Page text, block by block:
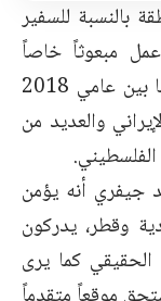
بالنسبة للسفير
مبعوثاً خاصاً
للرئيس الأمريكي دونالد ترامب إلى سوريا بين عامي 2018
والعديد من
جيفري أنه يؤمن
‏وقطر، يدركون
كما يرى